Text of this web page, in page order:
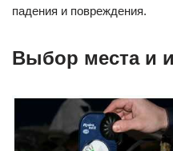
падения и повреждения.
Выбор места и